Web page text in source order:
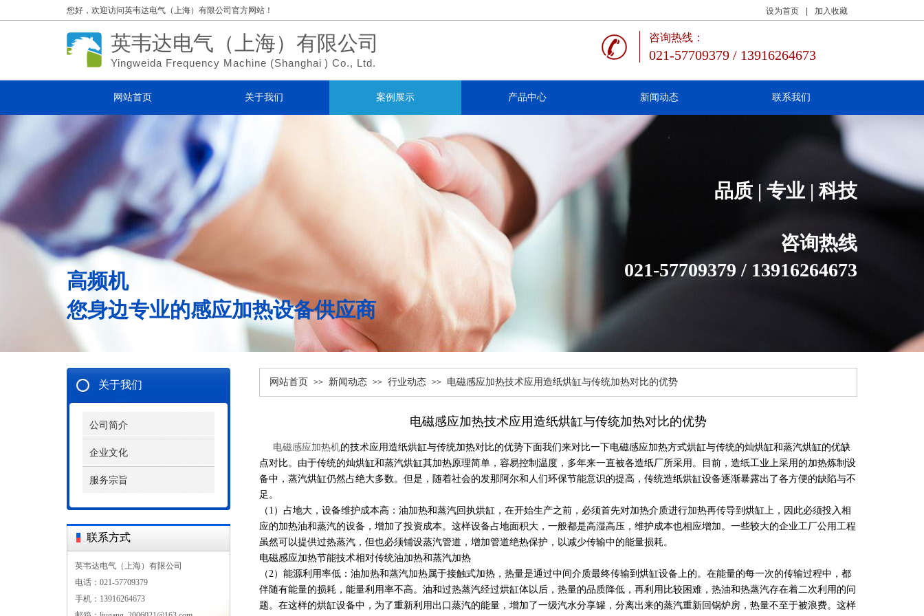
设为首页 加入收藏
网站首页 关于我们 案例展示 产品中心 新闻动态 联系我们
您好，欢迎访问英韦达电气（上海）有限公司官方网站！
咨询热线：
021-57709379 / 13916264673
英韦达电气（上海）有限公司
Yingweida Frequency Machine (Shanghai ) Co., Ltd.
品质 | 专业 | 科技
高频机
您身边专业的感应加热设备供应商
咨询热线
021-57709379 / 13916264673
网站首页 >> 新闻动态 >> 行业动态 >> 电磁感应加热技术应用造纸烘缸与传统加热对比的优势
关于我们
公司简介
企业文化
服务宗旨
电磁感应加热技术应用造纸烘缸与传统加热对比的优势
电磁感应加热机的技术应用造纸烘缸与传统加热对比的优势下面我们来对比一下电磁感应加热方式烘缸与传统的灿烘缸和蒸汽烘缸的优缺
点对比。由于传统的灿烘缸和蒸汽烘缸其加热原理简单，容易控制温度，多年来一直被各造纸厂所采用。目前，造纸工业上采用的加热炼制设
备中，蒸汽烘缸仍然占绝大多数。但是，随着社会的发那阿尔和人们环保节能意识的提高，传统造纸烘缸设备逐渐暴露出了各方便的缺陷与不
足。
（1）占地大，设备维护成本高：油加热和蒸汽回执烘缸，在开始生产之前，必须首先对加热介质进行加热再传导到烘缸上，因此必须投入相
应的加热油和蒸汽的设备，增加了投资成本。这样设备占地面积大，一般都是高湿高压，维护成本也相应增加。一些较大的企业工厂公用工程
虽然可以提供过热蒸汽，但也必须铺设蒸汽管道，增加管道绝热保护，以减少传输中的能量损耗。
电磁感应加热节能技术相对传统油加热和蒸汽加热
（2）能源利用率低：油加热和蒸汽加热属于接触式加热，热量是通过中间介质最终传输到烘缸设备上的。在能量的每一次的传输过程中，都
伴随有能量的损耗，能量利用率不高。油和过热蒸汽经过烘缸体以后，热量的品质降低，再利用比较困难，热油和热蒸汽存在着二次利用的问
题。在这样的烘缸设备中，为了重新利用出口蒸汽的能量，增加了一级汽水分享罐，分离出来的蒸汽重新回锅炉房，热量不至于被浪费。这样
联系方式
英韦达电气（上海）有限公司
电话：021-57709379
手机：13916264673